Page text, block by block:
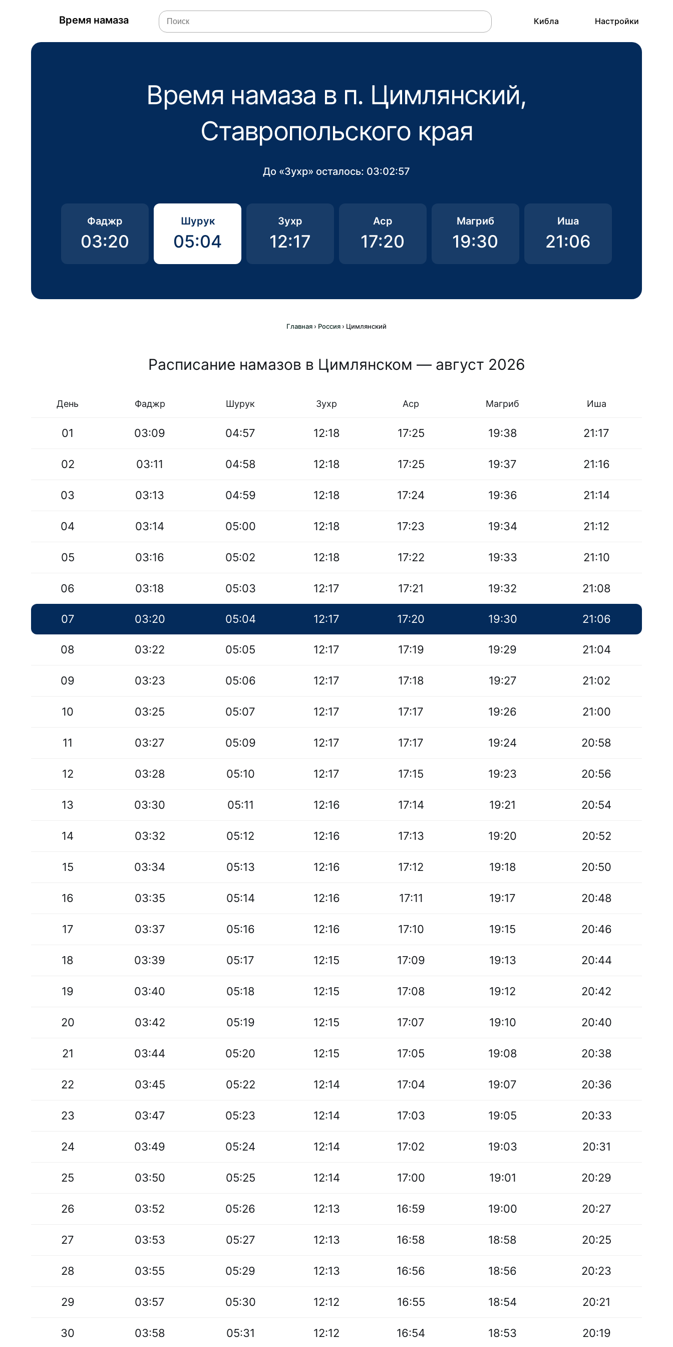
Время намаза Кибла Настройки
Время намаза в п. Цимлянский,
Ставропольского края
До «Зухр» осталось: 03:02:57
Фаджр
03:20
Шурук
05:04
Зухр
12:17
Аср
17:20
Магриб
19:30
Иша
21:06
Главная › Россия › Цимлянский
Расписание намазов в Цимлянском — август 2026
День Фаджр Шурук Зухр Аср Магриб Иша
01 03:09 04:57 12:18 17:25 19:38 21:17
02 03:11 04:58 12:18 17:25 19:37 21:16
03 03:13 04:59 12:18 17:24 19:36 21:14
04 03:14 05:00 12:18 17:23 19:34 21:12
05 03:16 05:02 12:18 17:22 19:33 21:10
06 03:18 05:03 12:17 17:21 19:32 21:08
07 03:20 05:04 12:17 17:20 19:30 21:06
08 03:22 05:05 12:17 17:19 19:29 21:04
09 03:23 05:06 12:17 17:18 19:27 21:02
10 03:25 05:07 12:17 17:17 19:26 21:00
11 03:27 05:09 12:17 17:17 19:24 20:58
12 03:28 05:10 12:17 17:15 19:23 20:56
13 03:30 05:11 12:16 17:14 19:21 20:54
14 03:32 05:12 12:16 17:13 19:20 20:52
15 03:34 05:13 12:16 17:12 19:18 20:50
16 03:35 05:14 12:16 17:11 19:17 20:48
17 03:37 05:16 12:16 17:10 19:15 20:46
18 03:39 05:17 12:15 17:09 19:13 20:44
19 03:40 05:18 12:15 17:08 19:12 20:42
20 03:42 05:19 12:15 17:07 19:10 20:40
21 03:44 05:20 12:15 17:05 19:08 20:38
22 03:45 05:22 12:14 17:04 19:07 20:36
23 03:47 05:23 12:14 17:03 19:05 20:33
24 03:49 05:24 12:14 17:02 19:03 20:31
25 03:50 05:25 12:14 17:00 19:01 20:29
26 03:52 05:26 12:13 16:59 19:00 20:27
27 03:53 05:27 12:13 16:58 18:58 20:25
28 03:55 05:29 12:13 16:56 18:56 20:23
29 03:57 05:30 12:12 16:55 18:54 20:21
30 03:58 05:31 12:12 16:54 18:53 20:19